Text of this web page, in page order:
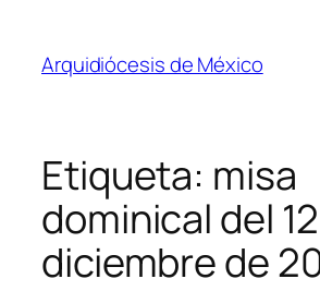
contenido
Arquidiócesis de México
Etiqueta: misa
dominical del
diciembre de